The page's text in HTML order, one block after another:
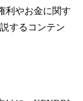
利やお金に関す
するコンテン